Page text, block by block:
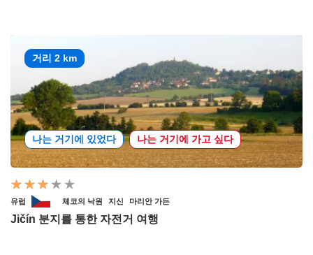
거리 2 km
나는 거기에 있었다 나는 거기에 가고 싶다
유럽 체코의 낙원 지신 마리안 가든
Jičín 분지를 통한 자전거 여행